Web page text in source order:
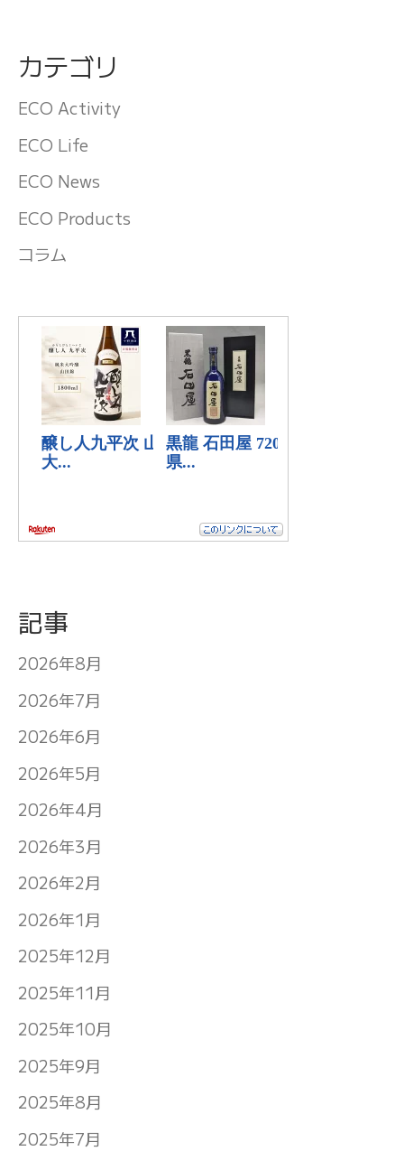
カテゴリ
ECO Activity
ECO Life
ECO News
ECO Products
コラム
記事
2026年8月
2026年7月
2026年6月
2026年5月
2026年4月
2026年3月
2026年2月
2026年1月
2025年12月
2025年11月
2025年10月
2025年9月
2025年8月
2025年7月